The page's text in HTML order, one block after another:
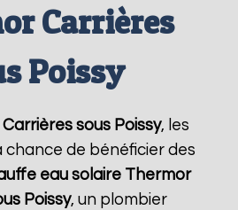
Carrières
Poissy
Carrières sous Poissy, les
chance de bénéficier des
eau solaire Thermor
Poissy, un plombier